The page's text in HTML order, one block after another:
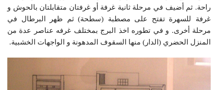
راحة. ثم أضيف في مرحلة ثانية غرفة أو غرفتان متقابلتان بالحوش و
غرفة للسهرة تفتح على مصطبة (سطحة) ثم ظهر البرطال في
مرحلة أخرى. و في تطوره اخذ البرج بمختلف غرفه عناصر عدة من
المنزل الحضري (الدار) منها السقوف المدهونة و الواجهات الخشبية.